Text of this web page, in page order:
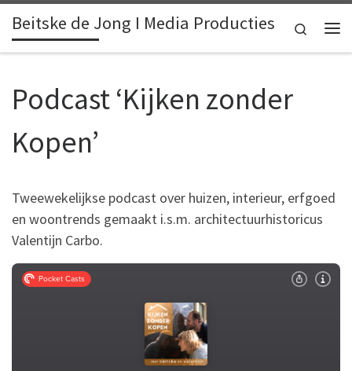
Skip to content
Beitske de Jong I Media Producties
Search
Podcast ‘Kijken zonder
Kopen’
Tweewekelijkse podcast over huizen, interieur, erfgoed
en woontrends gemaakt i.s.m. architectuurhistoricus
Valentijn Carbo.